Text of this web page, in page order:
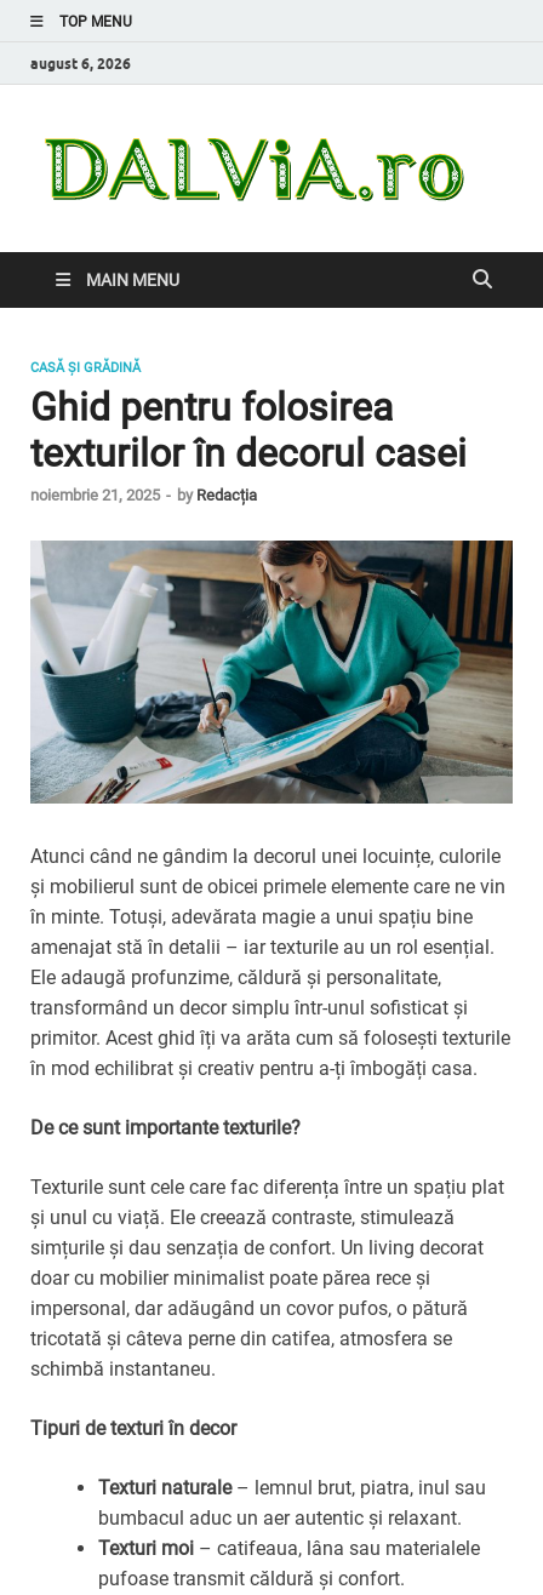
TOP MENU
august 6, 2026
MAIN MENU
CASĂ ȘI GRĂDINĂ
Ghid pentru folosirea
texturilor în decorul casei
noiembrie 21, 2025 - by Redacția
Atunci când ne gândim la decorul unei locuințe, culorile
și mobilierul sunt de obicei primele elemente care ne vin
în minte. Totuși, adevărata magie a unui spațiu bine
amenajat stă în detalii – iar texturile au un rol esențial.
Ele adaugă profunzime, căldură și personalitate,
transformând un decor simplu într-unul sofisticat și
primitor. Acest ghid îți va arăta cum să folosești texturile
în mod echilibrat și creativ pentru a-ți îmbogăți casa.
De ce sunt importante texturile?
Texturile sunt cele care fac diferența între un spațiu plat
și unul cu viață. Ele creează contraste, stimulează
simțurile și dau senzația de confort. Un living decorat
doar cu mobilier minimalist poate părea rece și
impersonal, dar adăugând un covor pufos, o pătură
tricotată și câteva perne din catifea, atmosfera se
schimbă instantaneu.
Tipuri de texturi în decor
Texturi naturale– lemnul brut, piatra, inul sau
bumbacul aduc un aer autentic și relaxant.
Texturi moi – catifeaua, lâna sau materialele
pufoase transmit căldură și confort.